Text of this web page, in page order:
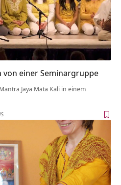
von einer Seminargruppe
Jaya Mata Kali in einem